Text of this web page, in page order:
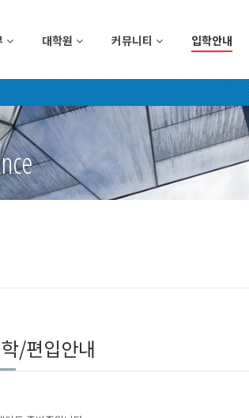
대학원 커뮤니티 입학안내
/편입안내